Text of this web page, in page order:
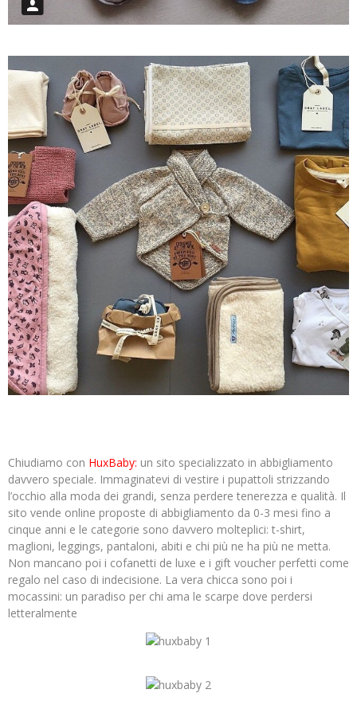
Chiudiamo con HuxBaby: un sito specializzato in abbigliamento
davvero speciale. Immaginatevi di vestire i pupattoli strizzando
l’occhio alla moda dei grandi, senza perdere tenerezza e qualità. Il
sito vende online proposte di abbigliamento da 0-3 mesi fino a
cinque anni e le categorie sono davvero molteplici: t-shirt,
maglioni, leggings, pantaloni, abiti e chi più ne ha più ne metta.
Non mancano poi i cofanetti de luxe e i gift voucher perfetti come
regalo nel caso di indecisione. La vera chicca sono poi i
mocassini: un paradiso per chi ama le scarpe dove perdersi
letteralmente